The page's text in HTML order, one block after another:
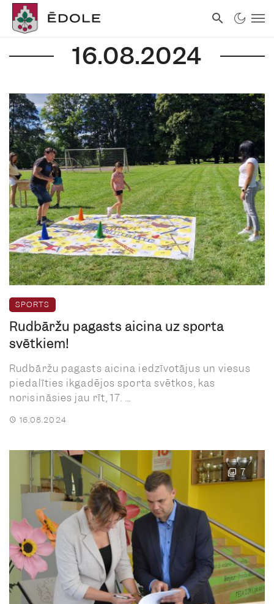
16.08.2024
SPORTS
Rudbāržu pagasts aicina uz sporta
svētkiem!
Rudbāržu pagasts aicina iedzīvotājus un viesus
piedalīties ikgadējos sporta svētkos, kas
norisināsies jau rīt, 17. ...
16.08.2024
7